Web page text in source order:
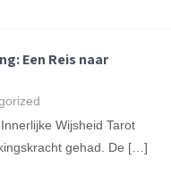
Een Reis naar
Wijsheid Tarot
gehad. De […]